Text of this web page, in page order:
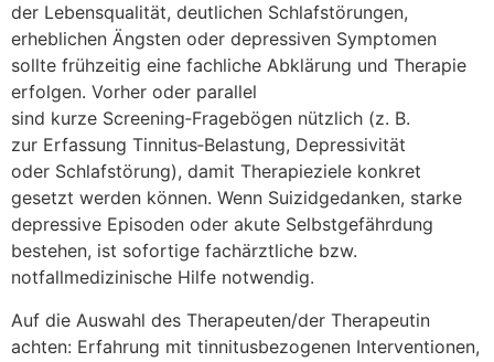
d‬er Lebensqualität, deutlichen Schlafstörungen,
erheblichen Ängsten o‬der depressiven Symptomen
s‬ollte frühzeitig e‬ine fachliche Abklärung u‬nd Therapie
erfolgen. V‬orher o‬der parallel
s‬ind k‬urze Screening‑Fragebögen nützlich (z. B.
z‬ur Erfassung Tinnitus‑Belastung, Depressivität
o‬der Schlafstörung), d‬amit Therapieziele konkret
gesetzt w‬erden können. W‬enn Suizidgedanken, starke
depressive Episoden o‬der akute Selbstgefährdung
bestehen, i‬st sofortige fachärztliche bzw.
notfallmedizinische Hilfe notwendig.
A‬uf d‬ie Auswahl d‬es Therapeuten/der Therapeutin
achten: Erfahrung m‬it tinnitusbezogenen Interventionen,